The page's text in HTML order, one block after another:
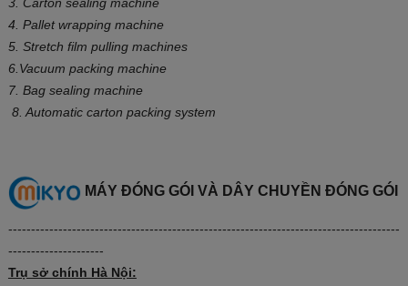
3. Carton sealing machine
4. Pallet wrapping machine
5. Stretch film pulling machines
6.Vacuum packing machine
7. Bag sealing machine
8. Automatic carton packing system
MÁY ĐÓNG GÓI VÀ DÂY CHUYỀN ĐÓNG GÓI
--------------------------------------------------------------------------------------
---------------------
Trụ sở chính Hà Nội: